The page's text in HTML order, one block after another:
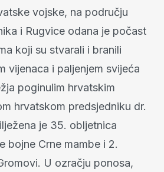
vojske, na području
i Rugvice odana je počast
koji su stvarali i branili
vijenaca i paljenjem svijeća
poginulim hrvatskim
hrvatskom predsjedniku dr.
je 35. obljetnica
bojne Crne mambe i 2.
U ozračju ponosa,